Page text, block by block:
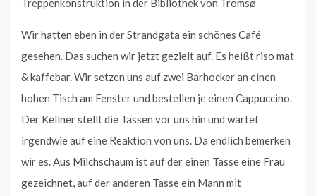
Treppenkonstruktion in der Bibliothek von Tromsø
Wir hatten eben in der Strandgata ein schönes Café
gesehen. Das suchen wir jetzt gezielt auf. Es heißt riso mat
& kaffebar. Wir setzen uns auf zwei Barhocker an einen
hohen Tisch am Fenster und bestellen je einen Cappuccino.
Der Kellner stellt die Tassen vor uns hin und wartet
irgendwie auf eine Reaktion von uns. Da endlich bemerken
wir es. Aus Milchschaum ist auf der einen Tasse eine Frau
gezeichnet, auf der anderen Tasse ein Mann mit